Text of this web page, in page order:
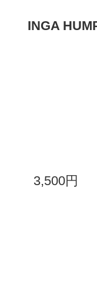
INGA
3,500円